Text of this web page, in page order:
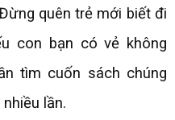
quên trẻ mới biết đi
con bạn có vẻ không
tìm cuốn sách chúng
lần.